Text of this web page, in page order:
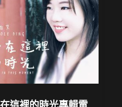
這裡的時光專輯電